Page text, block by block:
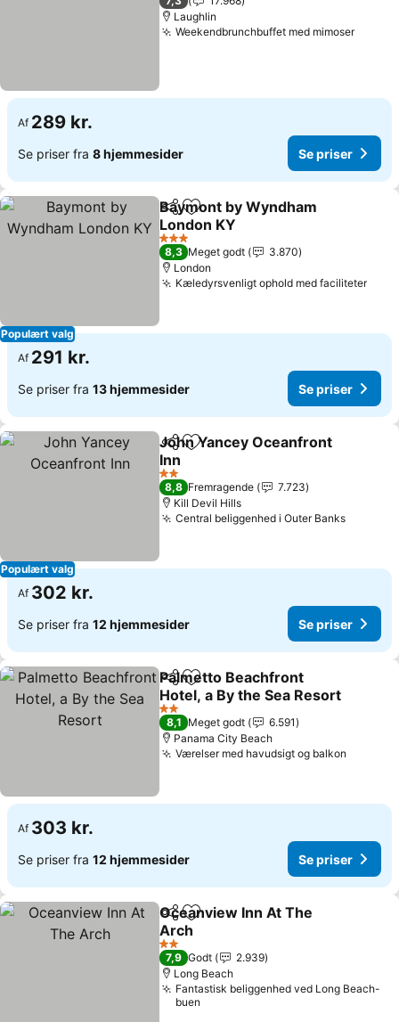
Laughlin
Weekendbrunchbuffet med mimoser
Af 289 kr.
Se priser fra 8 hjemmesider Se priser
Populært valg
Del Føj til favoritter
Baymont by Wyndham
London KY
3 Stjerner
8,3 Meget godt
3.870
London
Kæledyrsvenligt ophold med faciliteter
Af 291 kr.
Se priser fra 13 hjemmesider Se priser
Populært valg
Del Føj til favoritter
John Yancey Oceanfront
Inn
2 Stjerner
8,8 Fremragende
7.723
Kill Devil Hills
Central beliggenhed i Outer Banks
Af 302 kr.
Se priser fra 12 hjemmesider Se priser
Del Føj til favoritter
Palmetto Beachfront
Hotel, a By the Sea Resort
2 Stjerner
8,1 Meget godt
6.591
Panama City Beach
Værelser med havudsigt og balkon
Af 303 kr.
Se priser fra 12 hjemmesider Se priser
Del Føj til favoritter
Oceanview Inn At The
Arch
2 Stjerner
7,9 Godt
2.939
Long Beach
Fantastisk beliggenhed ved Long Beach-
buen